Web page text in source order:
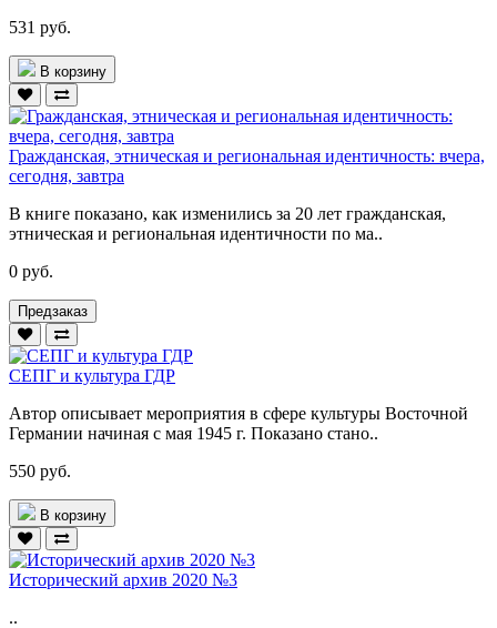
531 руб.
В корзину
Гражданская, этническая и региональная идентичность: вчера,
сегодня, завтра
В книге показано, как изменились за 20 лет гражданская,
этническая и региональная идентичности по ма..
0 руб.
Предзаказ
СЕПГ и культура ГДР
Автор описывает мероприятия в сфере культуры Восточной
Германии начиная с мая 1945 г. Показано стано..
550 руб.
В корзину
Исторический архив 2020 №3
..